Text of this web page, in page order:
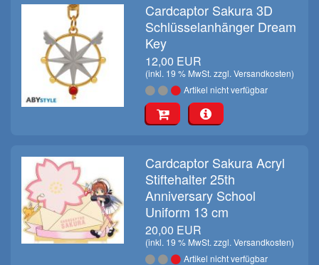
Cardcaptor Sakura 3D
Schlüsselanhänger Dream
Key
12,00 EUR
(inkl. 19 % MwSt. zzgl.Versandkosten)
Artikel nicht verfügbar
Cardcaptor Sakura Acryl
Stiftehalter 25th
Anniversary School
Uniform 13 cm
20,00 EUR
(inkl. 19 % MwSt. zzgl.Versandkosten)
Artikel nicht verfügbar